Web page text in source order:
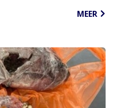
MEER